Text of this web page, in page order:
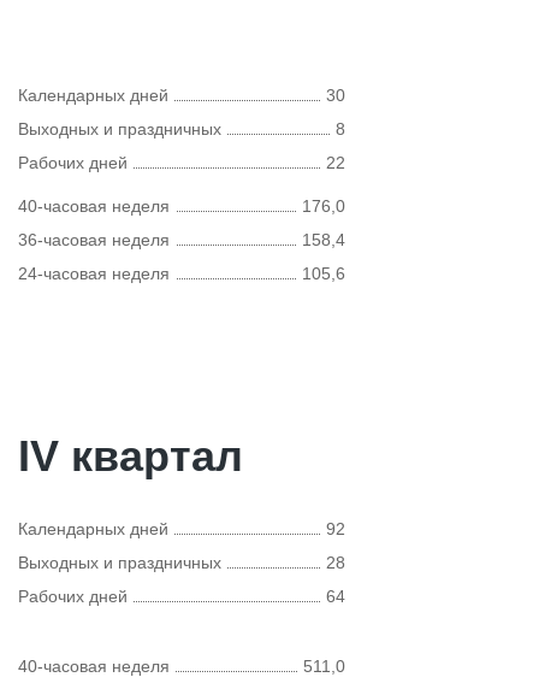
Календарных дней
30
Выходных и праздничных
8
Рабочих дней
22
40-часовая неделя
176,0
36-часовая неделя
158,4
24-часовая неделя
105,6
IV квартал
Календарных дней
92
Выходных и праздничных
28
Рабочих дней
64
40-часовая неделя
511,0